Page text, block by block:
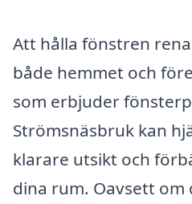
Att hålla fönstren
både hemmet och
som erbjuder
Strömsnäsbruk kan
klarare utsikt och
dina rum. Oavsett